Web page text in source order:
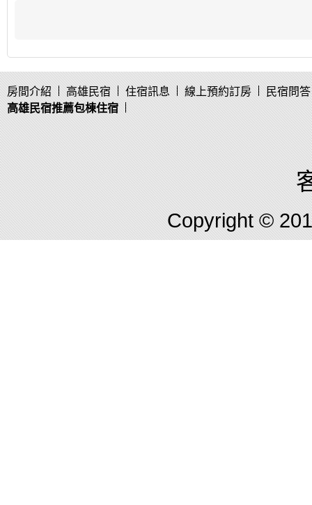
房間介紹 高雄民宿 住宿訊息 線上預約訂房
民宿問答
高雄民宿推薦包棟住宿
Copyright ©